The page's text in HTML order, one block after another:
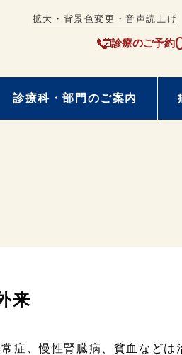
拡大・背景色変更・音声読上げ
診療のご予約
診療科・部門のご案内
来
症、慢性腎臓病、貧血など